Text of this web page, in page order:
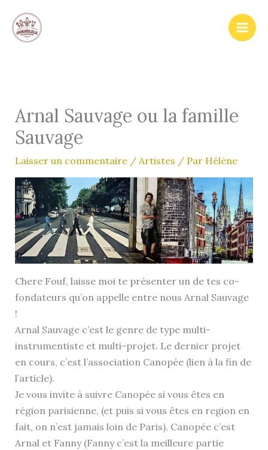
contenu
Arnal Sauvage ou la famille
Sauvage
Laisser un commentaire / Artistes / Par Hélène
Chere Fouf, laisse moi te présenter un de tes co-
fondateurs qu’on appelle entre nous Arnal Sauvage
!
Arnal Sauvage c’est le genre de type multi-
instrumentiste et multi-projet. Le dernier projet
en cours, c’est l’association Canopée (lien à la fin de
l’article).
Je vous invite à suivre Canopée si vous êtes en
région parisienne, (et puis si vous êtes en region en
fait, on n’est jamais loin de Paris), Canopée c’est
Arnal et Fanny (Fanny c’est la meilleure partie